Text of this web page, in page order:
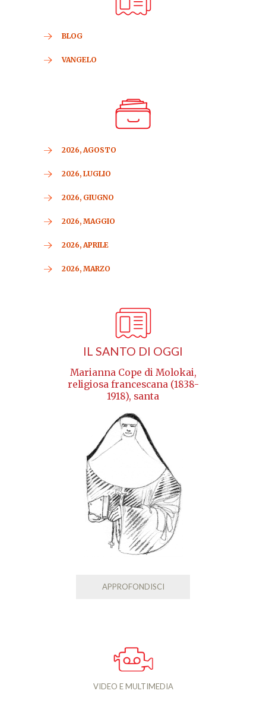
BLOG
VANGELO
2026, AGOSTO
2026, LUGLIO
2026, GIUGNO
2026, MAGGIO
2026, APRILE
2026, MARZO
IL SANTO DI OGGI
Marianna Cope di Molokai,
religiosa francescana (1838-
1918), santa
APPROFONDISCI
VIDEO E MULTIMEDIA